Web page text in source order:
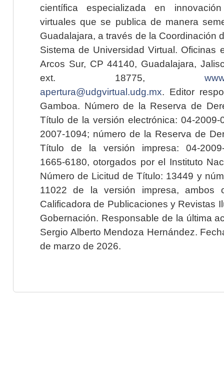
científica especializada en
virtuales que se publica de manera
Guadalajara, a través de la Coordinación
Sistema de Universidad Virtual. Oficinas
Arcos Sur, CP 44140, Guadalajara,
ext. 18775,
apertura@udgvirtual.udg.mx. Editor
Gamboa. Número de la Reserva de
Título de la versión electrónica: 04-2009-
2007-1094; número de la Reserva de
Título de la versión impresa: 04-2009-
1665-6180, otorgados por el Instituto
Número de Licitud de Título: 13449 y
11022 de la versión impresa, ambos
Calificadora de Publicaciones y Revistas
Gobernación. Responsable de la última
Sergio Alberto Mendoza Hernández.
de marzo de 2026.